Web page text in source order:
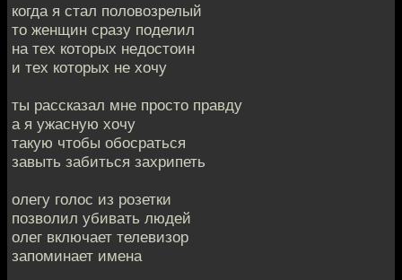
когда я стал половозрелый
то женщин сразу поделил
на тех которых недостоин
и тех которых не хочу
ты рассказал мне просто правду
а я ужасную хочу
такую чтобы обосраться
завыть забиться захрипеть
олегу голос из розетки
позволил убивать людей
олег включает телевизор
запоминает имена